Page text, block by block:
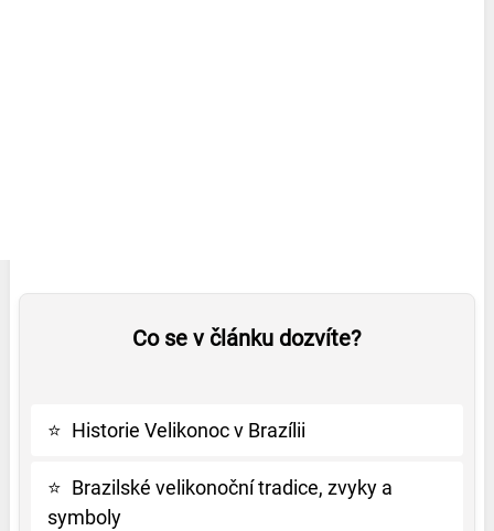
Co se v článku dozvíte?
⭐ Historie Velikonoc v Brazílii
⭐ Brazilské velikonoční tradice, zvyky a
symboly